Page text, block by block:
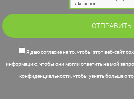
Я даю согласие на то, чтобы этот веб-сайт
информацию, чтобы они могли ответить на мой
конфиденциальности, чтобы узнать больше о